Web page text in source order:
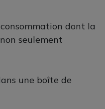
dont la
seulement
une boîte de